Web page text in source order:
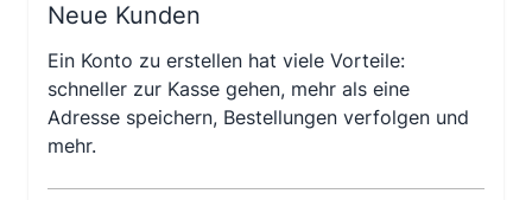
Neue Kunden
Ein Konto zu erstellen hat viele Vorteile:
schneller zur Kasse gehen, mehr als eine
Adresse speichern, Bestellungen verfolgen und
mehr.